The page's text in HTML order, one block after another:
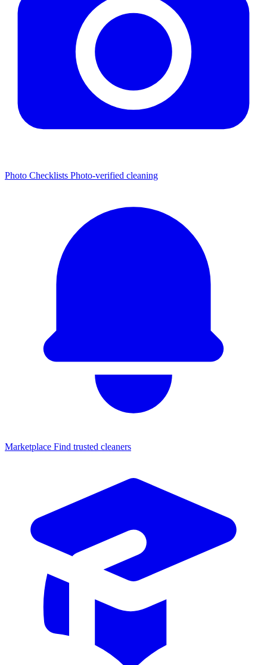
Photo Checklists Photo-verified cleaning
Marketplace Find trusted cleaners